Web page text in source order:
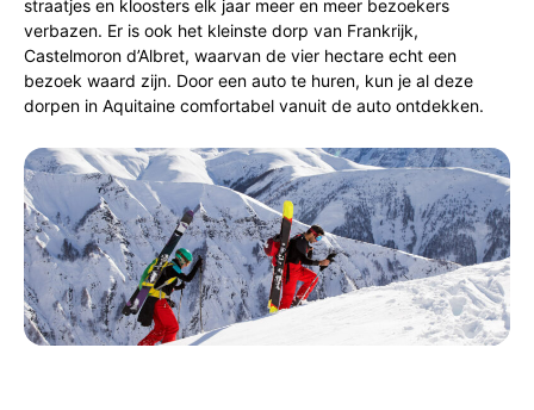
straatjes en kloosters elk jaar meer en meer bezoekers
verbazen. Er is ook het kleinste dorp van Frankrijk,
Castelmoron d’Albret, waarvan de vier hectare echt een
bezoek waard zijn. Door een auto te huren, kun je al deze
dorpen in Aquitaine comfortabel vanuit de auto ontdekken.